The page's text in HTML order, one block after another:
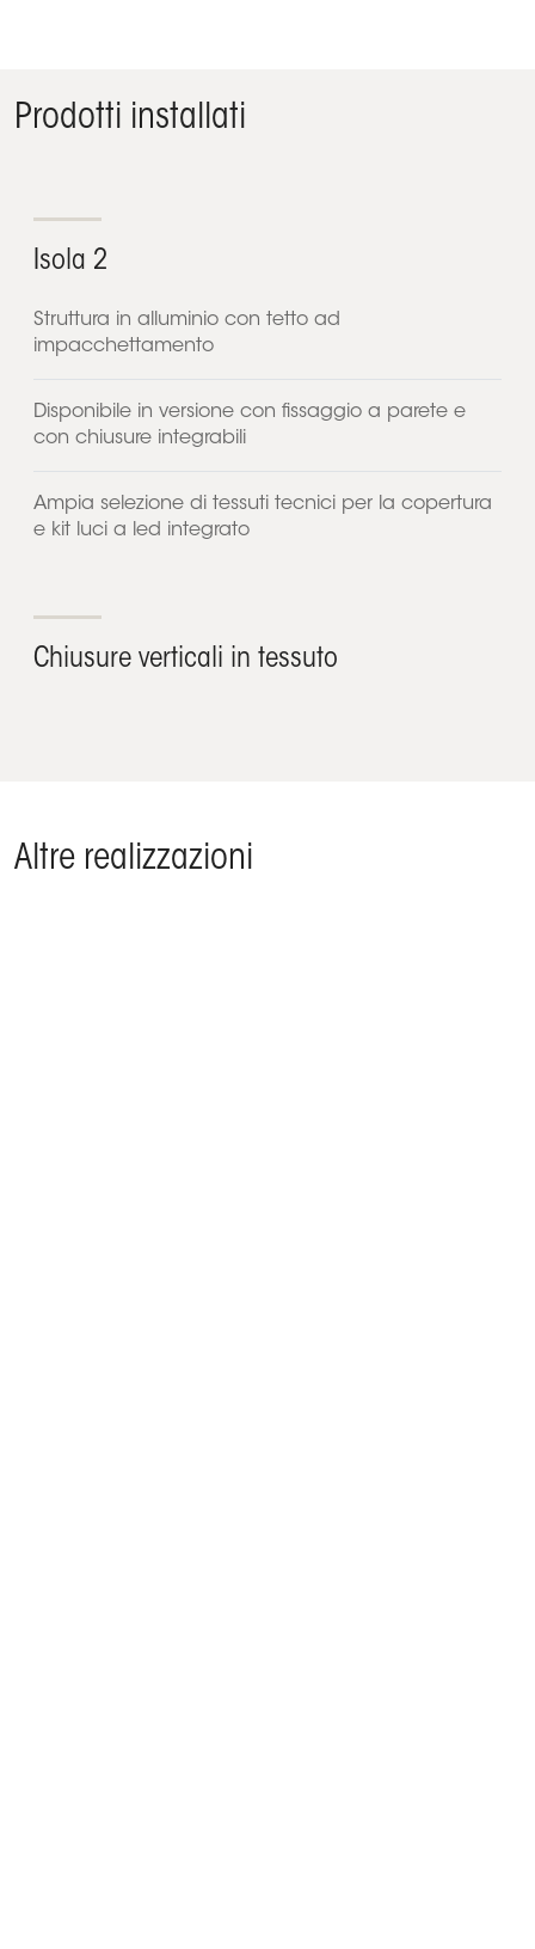
Prodotti installati
Isola 2
Struttura in alluminio con tetto ad
impacchettamento
Disponibile in versione con fissaggio a parete e
con chiusure integrabili
Ampia selezione di tessuti tecnici per la copertura
e kit luci a led integrato
Chiusure verticali in tessuto
Altre realizzazioni